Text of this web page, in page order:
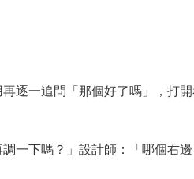
逐一追問「那個好了嗎」，打開
一下嗎？」設計師：「哪個